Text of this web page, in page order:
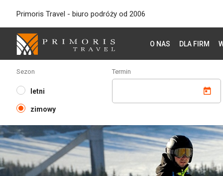
Primoris Travel - biuro podróży od 2006
O NAS DLA FIRM
Sezon
letni
zimowy
Termin